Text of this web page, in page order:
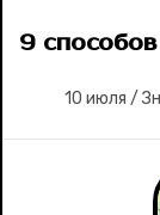
9
10 июля /